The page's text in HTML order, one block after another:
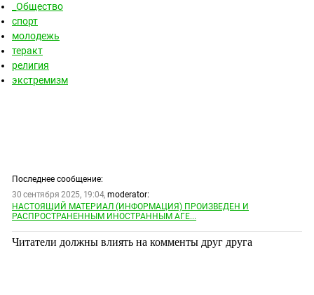
_Общество
спорт
молодежь
теракт
религия
экстремизм
Последнее сообщение:
30 сентября 2025, 19:04, moderator:
НАСТОЯЩИЙ МАТЕРИАЛ (ИНФОРМАЦИЯ) ПРОИЗВЕДЕН И
РАСПРОСТРАНЕННЫМ ИНОСТРАННЫМ АГЕ...
Читатели должны влиять на комменты друг друга